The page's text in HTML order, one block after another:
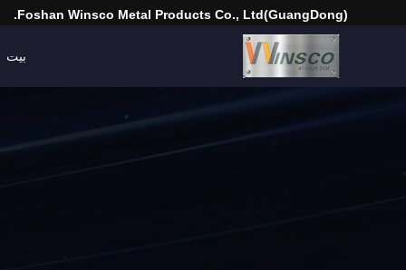
(GuangDong)Foshan Winsco Metal Products Co., Ltd.
بيت